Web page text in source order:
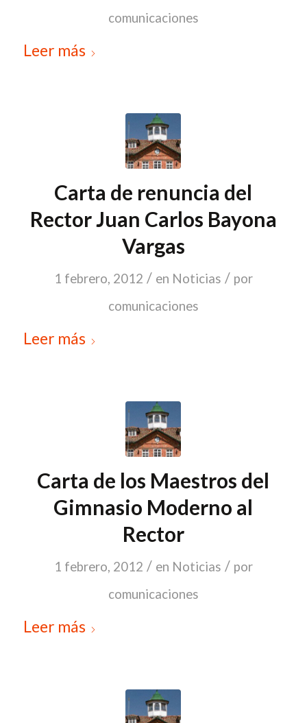
comunicaciones
Leer más
Carta de renuncia del
Rector Juan Carlos Bayona
Vargas
1 febrero, 2012 / en Noticias / por
comunicaciones
Leer más
Carta de los Maestros del
Gimnasio Moderno al
Rector
1 febrero, 2012 / en Noticias / por
comunicaciones
Leer más